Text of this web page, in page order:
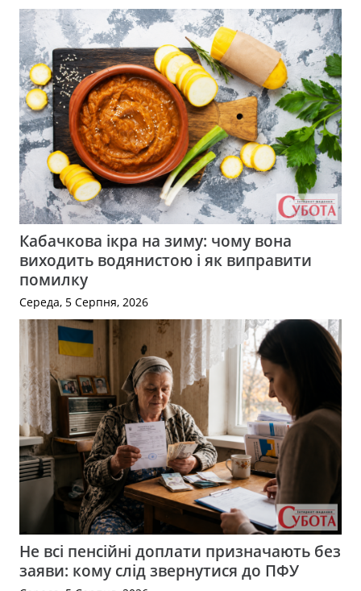
Кабачкова ікра на зиму: чому вона
виходить водянистою і як виправити
помилку
Середа, 5 Серпня, 2026
Не всі пенсійні доплати призначають без
заяви: кому слід звернутися до ПФУ